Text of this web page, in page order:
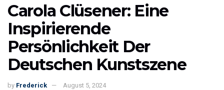
Carola Clüsener: Eine
Inspirierende
Persönlichkeit Der
Deutschen Kunstszene
by Frederick August 5, 2024